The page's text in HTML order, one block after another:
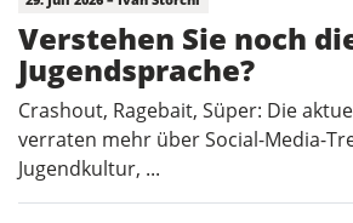
Verstehen Sie noch
Jugendsprache?
Crashout, Ragebait, Süper: Die
verraten mehr über Social-Media-
Jugendkultur, ...